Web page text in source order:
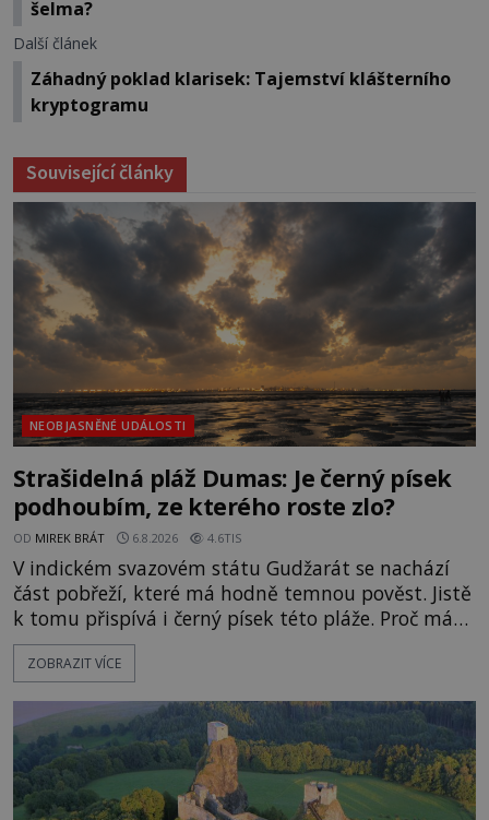
šelma?
Další článek
Záhadný poklad klarisek: Tajemství klášterního
kryptogramu
Související články
NEOBJASNĚNÉ UDÁLOSTI
Strašidelná pláž Dumas: Je černý písek
podhoubím, ze kterého roste zlo?
OD MIREK BRÁT 6.8.2026 4.6TIS
V indickém svazovém státu Gudžarát se nachází
část pobřeží, které má hodně temnou pověst. Jistě
k tomu přispívá i černý písek této pláže. Proč má
pláž takové netypické zbarvení? Nakolik jsou
pravdivé historky, že zde došlo k nevysvětlitelným
následovat. Vstupujeme na pláž Dumas ve městě
Surat. Gu
ZOBRAZIT VÍCE